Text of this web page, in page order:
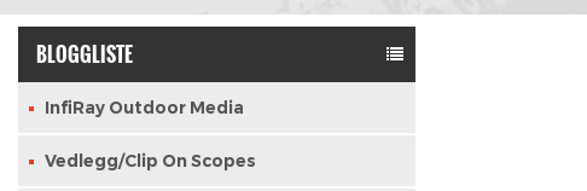
BLOGGLISTE
InfiRay Outdoor Media
Vedlegg/Clip On Scopes